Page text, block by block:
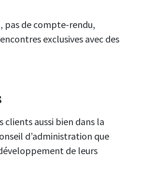
pas de compte-rendu,
exclusives avec des
clients aussi bien dans la
d’administration que
de leurs